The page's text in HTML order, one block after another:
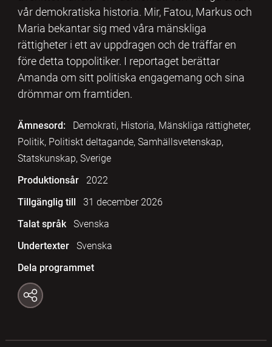
vår demokratiska historia. Mir, Fatou, Markus och
Maria bekantar sig med våra mänskliga
rättigheter i ett av uppdragen och de träffar en
före detta toppolitiker. I reportaget berättar
Amanda om sitt politiska engagemang och sina
drömmar om framtiden.
Ämnesord:
Demokrati, Historia, Mänskliga rättigheter,
Politik, Politiskt deltagande, Samhällsvetenskap,
Statskunskap, Sverige
Produktionsår
2022
Tillgänglig till
31 december 2026
Talat språk
Svenska
Undertexter
Svenska
Dela programmet